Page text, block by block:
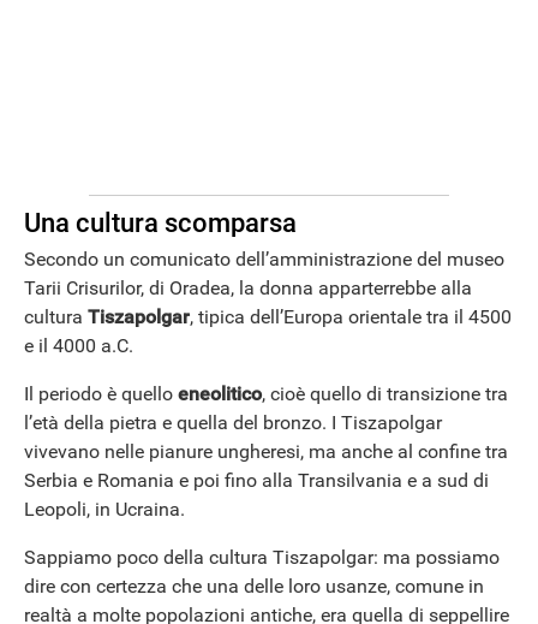
Una cultura scomparsa
Secondo un comunicato dell’amministrazione del museo
Tarii Crisurilor, di Oradea, la donna apparterrebbe alla
cultura Tiszapolgar, tipica dell’Europa orientale tra il 4500
e il 4000 a.C.
Il periodo è quello eneolitico, cioè quello di transizione tra
l’età della pietra e quella del bronzo. I Tiszapolgar
vivevano nelle pianure ungheresi, ma anche al confine tra
Serbia e Romania e poi fino alla Transilvania e a sud di
Leopoli, in Ucraina.
Sappiamo poco della cultura Tiszapolgar: ma possiamo
dire con certezza che una delle loro usanze, comune in
realtà a molte popolazioni antiche, era quella di seppellire